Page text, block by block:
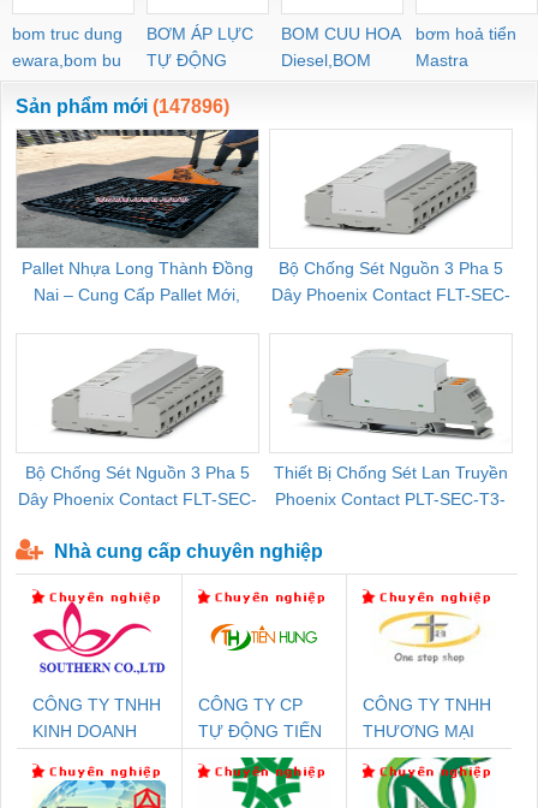
bom truc dung
ewara,bom bu
ewara
BƠM ÁP LỰC
TỰ ĐỘNG
BOM CUU HOA
Diesel,BOM
CHUA CHAY
bơm hoả tiển
Mastra
Sản phẩm mới (147896)
Pallet Nhựa Long Thành Đồng
Nai – Cung Cấp Pallet Mới,
Bộ Chống Sét Nguồn 3 Pha 5
Dây Phoenix Contact FLT-SEC-
Bộ Chống Sét Nguồn 3 Pha 5
Dây Phoenix Contact FLT-SEC-
Thiết Bị Chống Sét Lan Truyền
Phoenix Contact PLT-SEC-T3-
Nhà cung cấp chuyên nghiệp
CÔNG TY TNHH
KINH DOANH
PHƯƠNG NAM
CÔNG TY CP
TỰ ĐỘNG TIẾN
HƯNG
CÔNG TY TNHH
THƯƠNG MẠI
THIÊN ÂN VIỆT
NAM